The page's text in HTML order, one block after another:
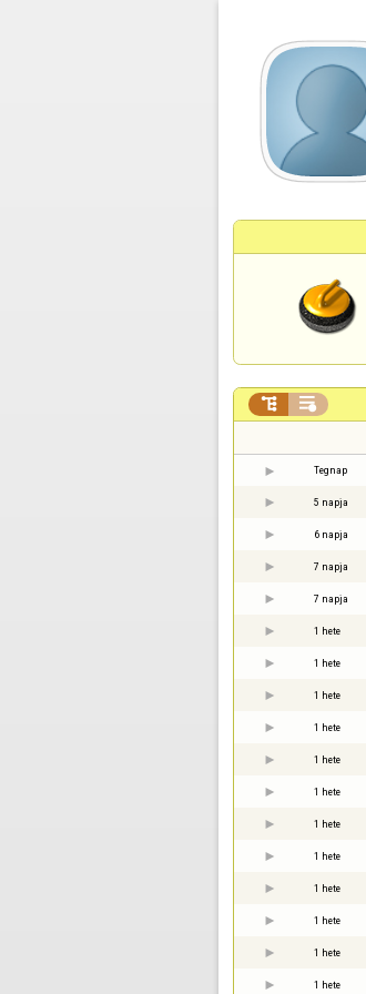
 
Tegnap
5 napja
6 napja
7 napja
7 napja
1 hete
1 hete
1 hete
1 hete
1 hete
1 hete
1 hete
1 hete
1 hete
1 hete
1 hete
1 hete